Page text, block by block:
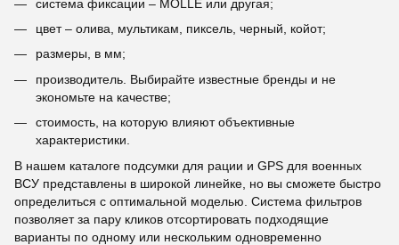
система фиксации – MOLLE или другая;
цвет – олива, мультикам, пиксель, черный, койот;
размеры, в мм;
производитель. Выбирайте известные бренды и не
экономьте на качестве;
стоимость, на которую влияют объективные
характеристики.
В нашем каталоге подсумки для рации и GPS для военных
ВСУ представлены в широкой линейке, но вы сможете быстро
определиться с оптимальной моделью. Система фильтров
позволяет за пару кликов отсортировать подходящие
варианты по одному или нескольким одновременно